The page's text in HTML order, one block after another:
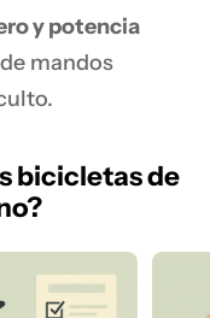
y potencia
mandos
bicicletas de